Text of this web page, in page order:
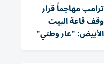
ترامب مهاجماً قرار
وقف قاعة البيت
الأبيض: "عار وطني"